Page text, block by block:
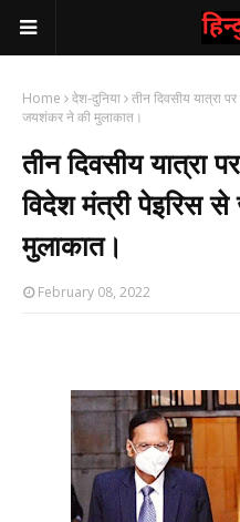
Home देश-दुनिया तीन दिवसीय यात्रा
जयशंकर ने की मुलाकात।
तीन दिवसीय यात्रा
विदेश मंत्री पेइरिस
मुलाकात।
February 08, 2022